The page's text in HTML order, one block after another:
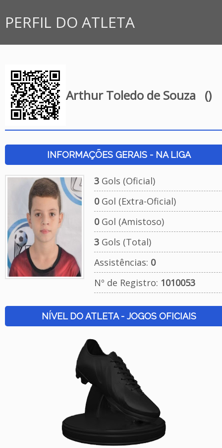
PERFIL DO ATLETA
Arthur Toledo de Souza ()
INFORMAÇÕES GERAIS - NA LIGA
3Gols (Oficial)
0Gol (Extra-Oficial)
0Gol (Amistoso)
3Gols (Total)
Assistências: 0
Nº de Registro: 1010053
NÍVEL DO ATLETA - JOGOS OFICIAIS